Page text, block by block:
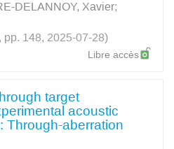
DELANNOY, Xavier;
pp. 148, 2025-07-28)
Libre accès
target
acoustic
Through-aberration